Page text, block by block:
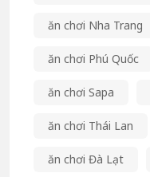
ăn chơi Nha Trang
ăn chơi Phú Quốc
ăn chơi Sapa
ăn chơi Thái Lan
ăn chơi Đà Lạt